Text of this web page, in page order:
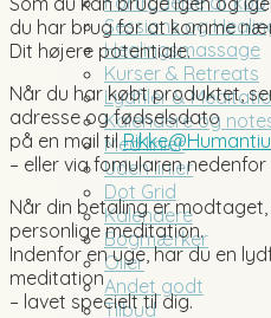
Sessions og
Healingsmassage
Kurser & Retreats
Lydfiler &
Kalendere og
Med linier
Uden linier
Dot Grid
Kalendere
Bogmærker
Olier
Andet godt
Tilbud
du har brug for at komme
Dit højere potentiale.
Når du har købt produktet,
adresse og fødselsdato
på en mail til
– eller via fomularen nedenfor
Når din betaling er
personlige meditation.
Indenfor en uge, har du en
meditation
– lavet specielt til dig.